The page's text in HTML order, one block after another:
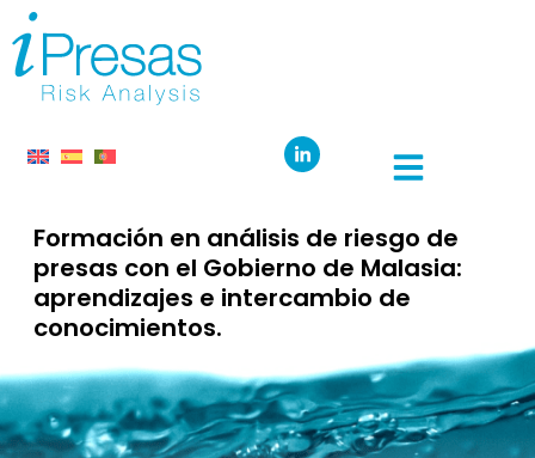
Formación en análisis de riesgo de
presas con el Gobierno de Malasia:
aprendizajes e intercambio de
conocimientos.